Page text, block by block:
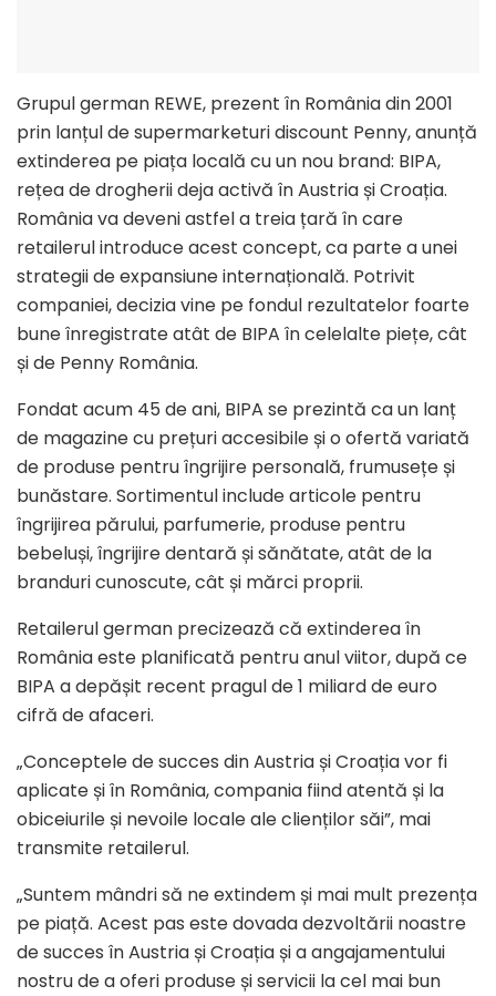
Grupul german REWE, prezent în România din 2001
prin lanțul de supermarketuri discount Penny, anunță
extinderea pe piața locală cu un nou brand: BIPA,
rețea de drogherii deja activă în Austria și Croația.
România va deveni astfel a treia țară în care
retailerul introduce acest concept, ca parte a unei
strategii de expansiune internațională. Potrivit
companiei, decizia vine pe fondul rezultatelor foarte
bune înregistrate atât de BIPA în celelalte piețe, cât
și de Penny România.
Fondat acum 45 de ani, BIPA se prezintă ca un lanț
de magazine cu prețuri accesibile și o ofertă variată
de produse pentru îngrijire personală, frumusețe și
bunăstare. Sortimentul include articole pentru
îngrijirea părului, parfumerie, produse pentru
bebeluși, îngrijire dentară și sănătate, atât de la
branduri cunoscute, cât și mărci proprii.
Retailerul german precizează că extinderea în
România este planificată pentru anul viitor, după ce
BIPA a depășit recent pragul de 1 miliard de euro
cifră de afaceri.
„Conceptele de succes din Austria și Croația vor fi
aplicate și în România, compania fiind atentă și la
obiceiurile și nevoile locale ale clienților săi”, mai
transmite retailerul.
„Suntem mândri să ne extindem și mai mult prezența
pe piață. Acest pas este dovada dezvoltării noastre
de succes în Austria și Croația și a angajamentului
nostru de a oferi produse și servicii la cel mai bun